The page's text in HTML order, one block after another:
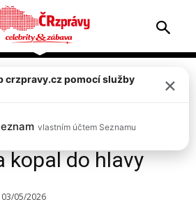
a jeho násilnická
dívku,
kopal do hlavy
03/05/2026
crzpravy.cz pomocí služby
×
vlastním účtem Seznamu